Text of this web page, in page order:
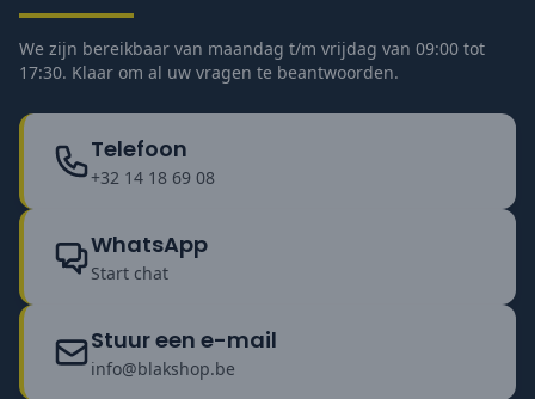
We zijn bereikbaar van maandag t/m vrijdag van 09:00 tot
17:30. Klaar om al uw vragen te beantwoorden.
Telefoon
+32 14 18 69 08
WhatsApp
Start chat
Stuur een e-mail
info@blakshop.be